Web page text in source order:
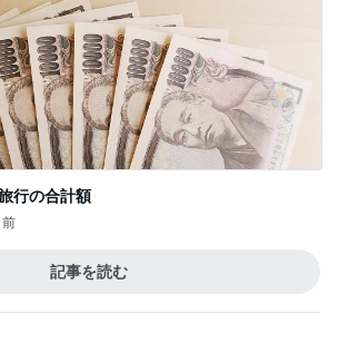
行の合計額
前
記事を読む